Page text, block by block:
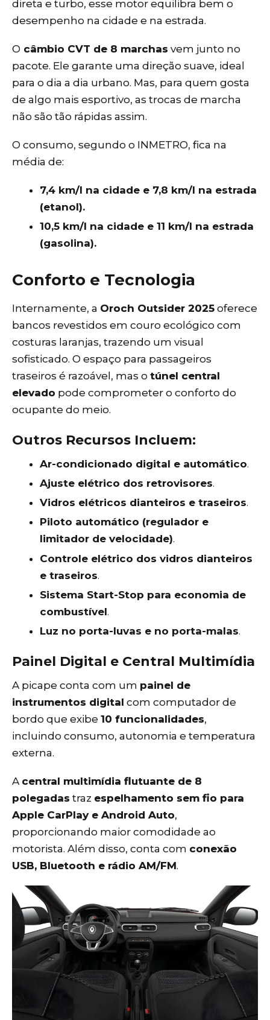
direta e turbo, esse motor equilibra bem o
desempenho na cidade e na estrada.
O câmbio CVT de 8 marchas vem junto no
pacote. Ele garante uma direção suave, ideal
para o dia a dia urbano. Mas, para quem gosta
de algo mais esportivo, as trocas de marcha
não são tão rápidas assim.
O consumo, segundo o INMETRO, fica na
média de:
7,4 km/l na cidade e 7,8 km/l na estrada
(etanol).
10,5 km/l na cidade e 11 km/l na estrada
(gasolina).
Conforto e Tecnologia
Internamente, a Oroch Outsider 2025 oferece
bancos revestidos em couro ecológico com
costuras laranjas, trazendo um visual
sofisticado. O espaço para passageiros
traseiros é razoável, mas o túnel central
elevado pode comprometer o conforto do
ocupante do meio.
Outros Recursos Incluem:
Ar-condicionado digital e automático.
Ajuste elétrico dos retrovisores.
Vidros elétricos dianteiros e traseiros.
Piloto automático (regulador e
limitador de velocidade).
Controle elétrico dos vidros dianteiros
e traseiros.
Sistema Start-Stop para economia de
combustível.
Luz no porta-luvas e no porta-malas.
Painel Digital e Central Multimídia
A picape conta com um painel de
instrumentos digital com computador de
bordo que exibe 10 funcionalidades,
incluindo consumo, autonomia e temperatura
externa.
A central multimídia flutuante de 8
polegadas traz espelhamento sem fio para
Apple CarPlay e Android Auto,
proporcionando maior comodidade ao
motorista. Além disso, conta com conexão
USB, Bluetooth e rádio AM/FM.